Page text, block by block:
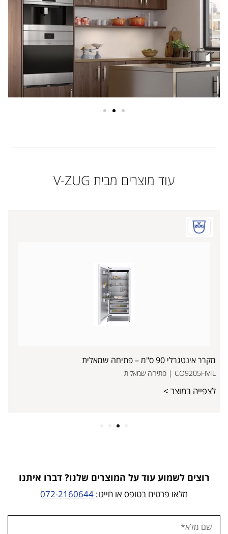
עוד מוצרים מבית V-ZUG
מקרר אינטגרלי 90 ס"מ – פתיחה שמאלית
CO9205HVIL | פתיחה שמאלית
לצפייה במוצר >
רוצים לשמוע עוד על המוצרים שלנו? דברו איתנו
מלאו פרטים בטופס או חייגו: 072-2160644